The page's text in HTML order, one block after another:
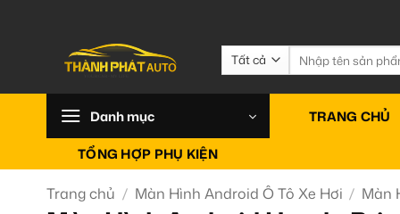
Tìm
kiếm:
Danh mục TRANG CHỦ
TỔNG HỢP PHỤ KIỆN
Trang chủ / Màn Hình Android Ô Tô Xe Hơi / Màn